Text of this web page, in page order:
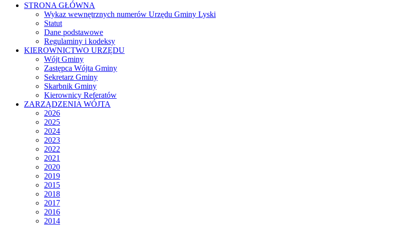
STRONA GŁÓWNA
Wykaz wewnętrznych numerów Urzędu Gminy Lyski
Statut
Dane podstawowe
Regulaminy i kodeksy
KIEROWNICTWO URZĘDU
Wójt Gminy
Zastępca Wójta Gminy
Sekretarz Gminy
Skarbnik Gminy
Kierownicy Referatów
ZARZĄDZENIA WÓJTA
2026
2025
2024
2023
2022
2021
2020
2019
2015
2018
2017
2016
2014